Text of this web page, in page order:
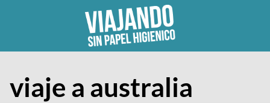
viaje a australia